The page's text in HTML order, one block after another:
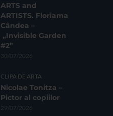
ARTS and
ARTISTS. Floriama
Cândea –
„Invisible Garden
#2”
30/07/2026
CLIPA DE ARTA
Nicolae Tonitza –
Pictor al copiilor
29/07/2026